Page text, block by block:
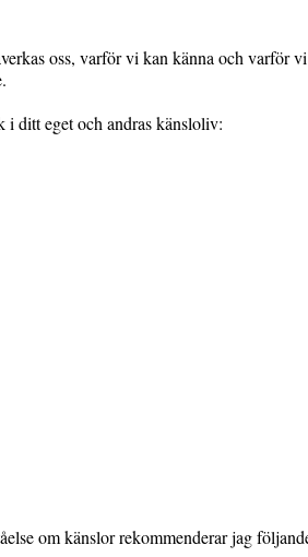
oss, varför vi kan känna och varför
ditt eget och andras känsloliv:
om känslor rekommenderar jag